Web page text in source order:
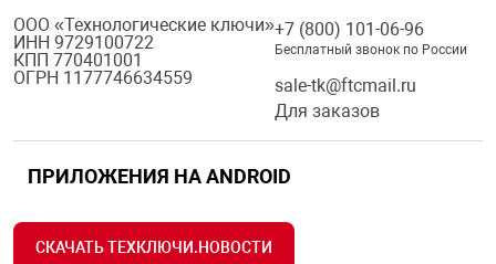
ООО «Технологические ключи»
ИНН 9729100722
КПП 770401001
ОГРН 1177746634559
+7 (800) 101-06-96
Бесплатный звонок по России
sale-tk@ftcmail.ru
Для заказов
ПРИЛОЖЕНИЯ НА ANDROID
СКАЧАТЬ ТЕХКЛЮЧИ.НОВОСТИ